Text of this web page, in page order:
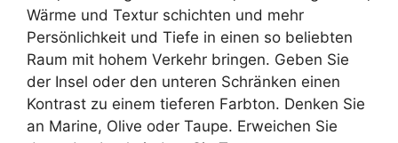
Wärme und Textur schichten und mehr
Persönlichkeit und Tiefe in einen so beliebten
Raum mit hohem Verkehr bringen. Geben Sie
der Insel oder den unteren Schränken einen
Kontrast zu einem tieferen Farbton. Denken Sie
an Marine, Olive oder Taupe. Erweichen Sie